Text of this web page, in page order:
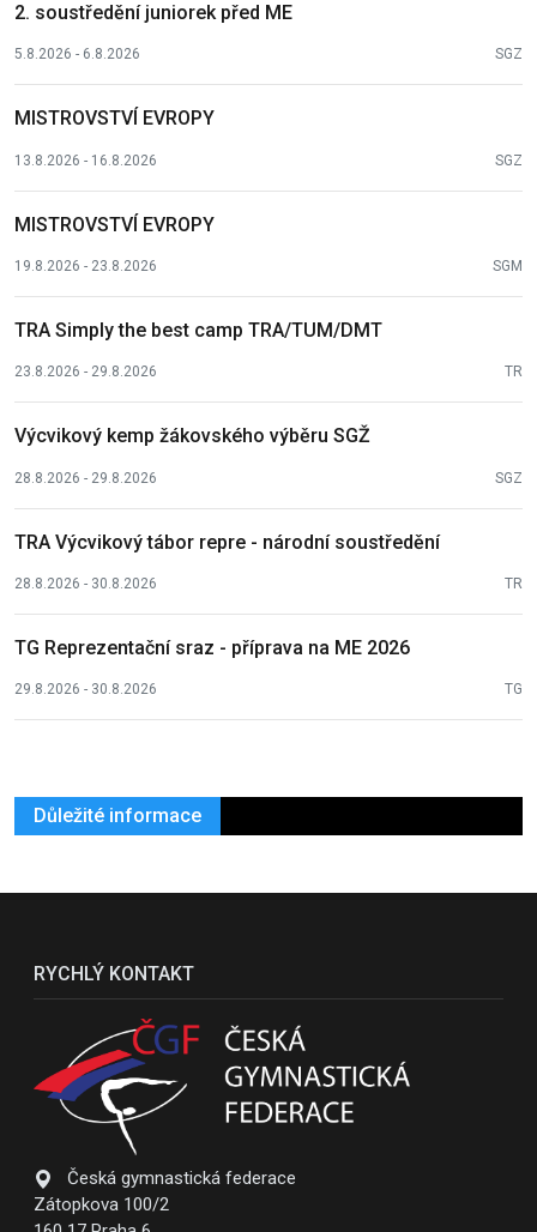
2. soustředění juniorek před ME
5.8.2026 - 6.8.2026 SGZ
MISTROVSTVÍ EVROPY
13.8.2026 - 16.8.2026 SGZ
MISTROVSTVÍ EVROPY
19.8.2026 - 23.8.2026 SGM
TRA Simply the best camp TRA/TUM/DMT
23.8.2026 - 29.8.2026 TR
Výcvikový kemp žákovského výběru SGŽ
28.8.2026 - 29.8.2026 SGZ
TRA Výcvikový tábor repre - národní soustředění
28.8.2026 - 30.8.2026 TR
TG Reprezentační sraz - příprava na ME 2026
29.8.2026 - 30.8.2026 TG
Důležité informace
RYCHLÝ KONTAKT
Česká gymnastická federace
Zátopkova 100/2